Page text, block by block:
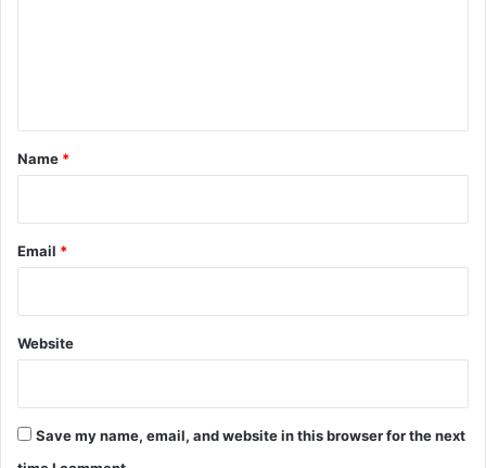
*
Name *
Email *
Website
Save my name, email, and website in this browser for the next